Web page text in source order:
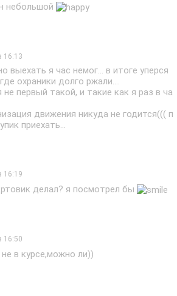
небольшой
16:13
выехать я час немог... в итоге уперся
охраники долго ржали....
не первый такой, и такие как я раз в ча
движения никуда не годится((( п
приехать...
16:19
делал? я посмотрел бы
16:50
в курсе,можно ли))